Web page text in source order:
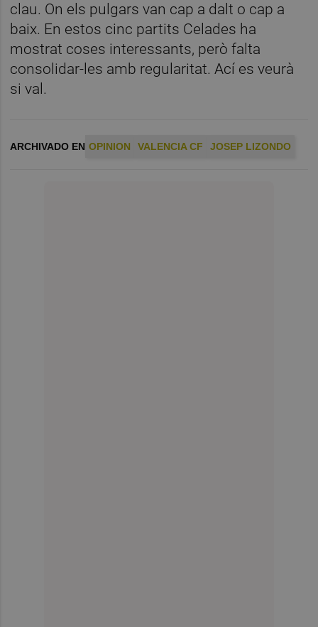
clau. On els pulgars van cap a dalt o cap a
baix. En estos cinc partits Celades ha
mostrat coses interessants, però falta
consolidar-les amb regularitat. Ací es veurà
si val.
ARCHIVADO EN OPINION VALENCIA CF JOSEP LIZONDO